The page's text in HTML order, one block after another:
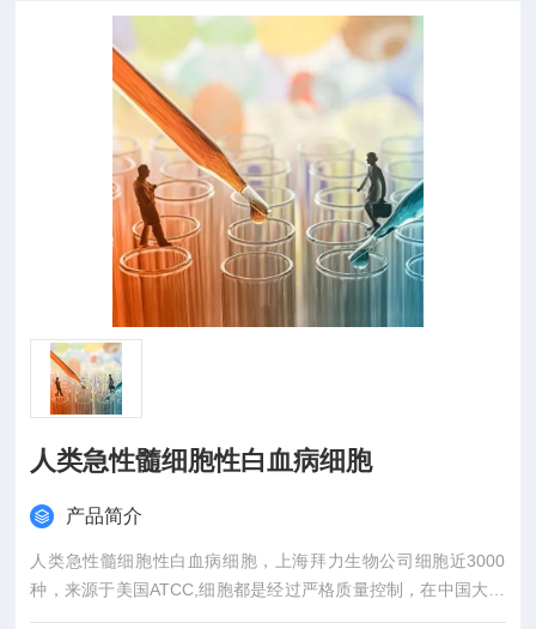
人类急性髓细胞性白血病细胞
产品简介
人类急性髓细胞性白血病细胞，上海拜力生物公司细胞近3000
种，来源于美国ATCC,细胞都是经过严格质量控制，在中国大陆
努力搭建正牌细胞与国内广大科研人员之间的沟通桥梁。外，还